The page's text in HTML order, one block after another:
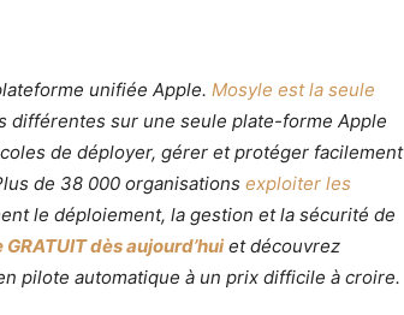
unifiée Apple. Mosyle est la seule
différentes sur une seule plate-forme Apple
de déployer, gérer et protéger facilement
de 38 000 organisations exploiter les
le déploiement, la gestion et la sécurité de
dès aujourd’huiet découvrez
pilote automatique à un prix difficile à croire.